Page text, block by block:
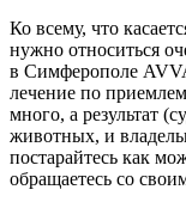
Ко всему, что
нужно относиться
в Симферополе
лечение по
много, а результат
животных, и
постарайтесь как
обращаетесь со